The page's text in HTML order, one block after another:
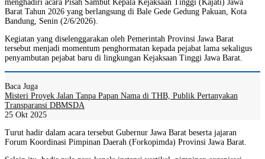
menghadiri acara Pisah Sambut Kepala Kejaksaan Tinggi (Kajati) Jawa
Barat Tahun 2026 yang berlangsung di Bale Gede Gedung Pakuan, Kota
Bandung, Senin (2/6/2026).
Kegiatan yang diselenggarakan oleh Pemerintah Provinsi Jawa Barat
tersebut menjadi momentum penghormatan kepada pejabat lama sekaligus
penyambutan pejabat baru di lingkungan Kejaksaan Tinggi Jawa Barat.
Baca Juga
Misteri Proyek Jalan Tanpa Papan Nama di THB, Publik Pertanyakan
Transparansi DBMSDA
25 Okt 2025
Turut hadir dalam acara tersebut Gubernur Jawa Barat beserta jajaran
Forum Koordinasi Pimpinan Daerah (Forkopimda) Provinsi Jawa Barat.